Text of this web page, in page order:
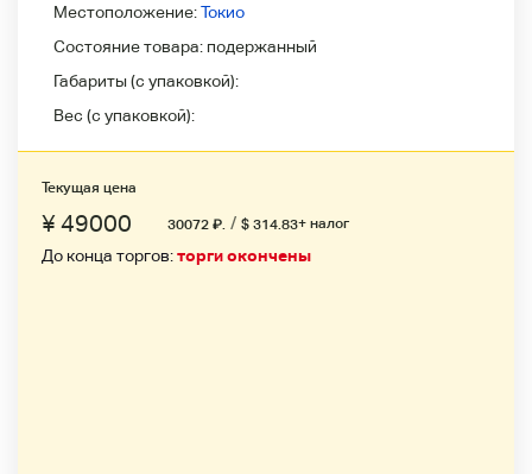
Местоположение:Токио
Состояние товара: подержанный
Габариты (с упаковкой):
Вес (с упаковкой):
Текущая цена
¥ 49000 30072 ₽ / $ 314.83+ налог
До конца торгов:торги окончены